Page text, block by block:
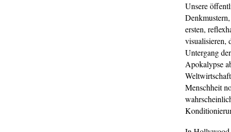
Unsere
ersten,
visualisieren,
Untergang
Apokalypse
Menschheit